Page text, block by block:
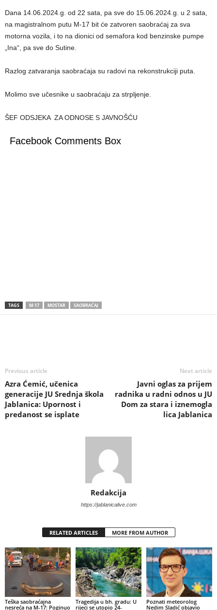
Dana 14.06.2024.g. od 22 sata, pa sve do 15.06.2024.g. u 2 sata,
na magistralnom putu M-17 bit će zatvoren saobraćaj za sva
motorna vozila, i to na dionici od semafora kod benzinske pumpe
„Ina“, pa sve do Sutine.
Razlog zatvaranja saobraćaja su radovi na rekonstrukciji puta.
Molimo sve učesnike u saobraćaju za strpljenje.
ŠEF ODSJEKA ZA ODNOSE S JAVNOŠĆU
Facebook Comments Box
TAGS M-17 MOSTAR SAOBRAĆAJ
Previous article
Azra Ćemić, učenica
generacije JU Srednja škola
Jablanica: Upornost i
predanost se isplate
Next article
Javni oglas za prijem
radnika u radni odnos u JU
Dom za stara i iznemogla
lica Jablanica
Redakcija
https://jablanicalive.com
RELATED ARTICLES MORE FROM AUTHOR
Teška saobraćajna
nesreća na M-17: Poginuo
Tragedija u bh. gradu: U
rijeci se utopio 24-
Poznati meteorolog
Nedim Sladić objavio